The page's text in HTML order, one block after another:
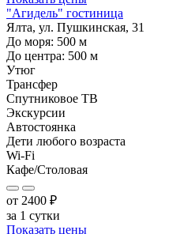
"Агидель" гостиница
Ялта, ул. Пушкинская, 31
До моря: 500 м
До центра: 500 м
Утюг
Трансфер
Спутниковое ТВ
Экскурсии
Автостоянка
Дети любого возраста
Wi-Fi
Кафе/Столовая
от 2400 ₽
за 1 сутки
Показать цены